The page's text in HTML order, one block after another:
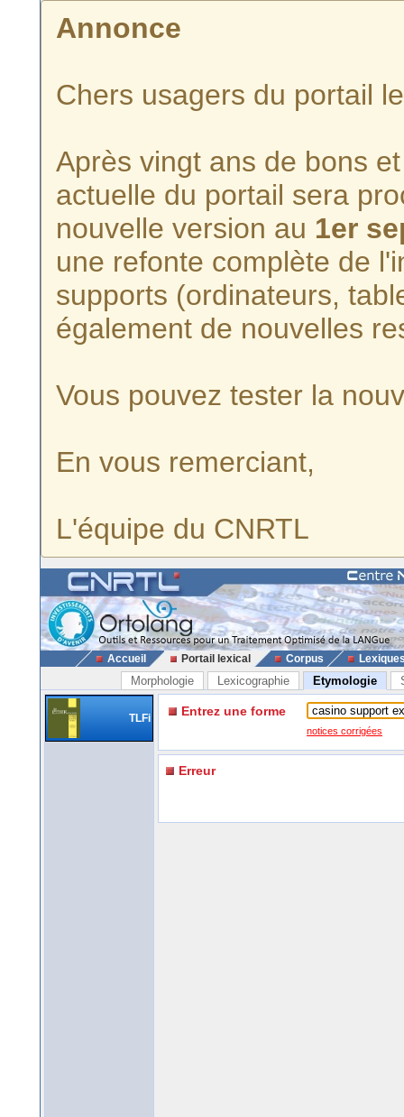
Annonce
Chers usagers du portail
Après vingt ans de bons
actuelle du portail sera
nouvelle version au 1er
une refonte complète de
supports (ordinateurs,
également de nouvelles
Vous pouvez tester la
En vous remerciant,
L'équipe du CNRTL
Accueil Portail lexical Corpus
Morphologie Lexicographie Etymologie
TLFi Entrez une forme
notices corrigées
Erreur